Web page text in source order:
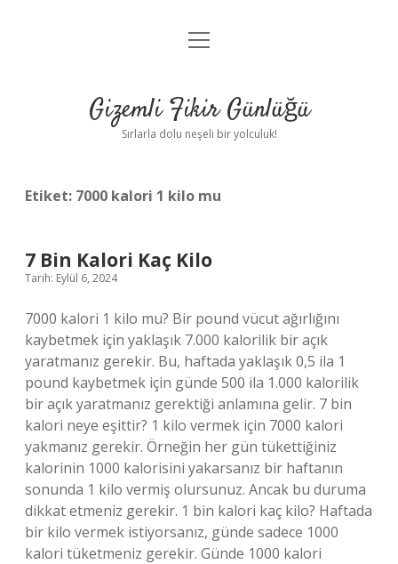
Anasayfa
Yasal Uyarı
menüyü
Gizemli Fikir Günlüğü
Sırlarla dolu neşeli bir yolculuk!
Etiket: 7000 kalori 1 kilo mu
7 Bin Kalori Kaç Kilo
Tarih: Eylül 6, 2024
7000 kalori 1 kilo mu? Bir pound vücut ağırlığını
kaybetmek için yaklaşık 7.000 kalorilik bir açık
yaratmanız gerekir. Bu, haftada yaklaşık 0,5 ila 1
pound kaybetmek için günde 500 ila 1.000 kalorilik
bir açık yaratmanız gerektiği anlamına gelir. 7 bin
kalori neye eşittir? 1 kilo vermek için 7000 kalori
yakmanız gerekir. Örneğin her gün tükettiğiniz
kalorinin 1000 kalorisini yakarsanız bir haftanın
sonunda 1 kilo vermiş olursunuz. Ancak bu duruma
dikkat etmeniz gerekir. 1 bin kalori kaç kilo? Haftada
bir kilo vermek istiyorsanız, günde sadece 1000
kalori tüketmeniz gerekir. Günde 1000 kalori